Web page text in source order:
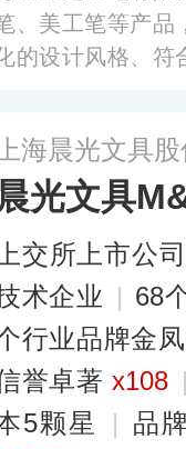
、美工笔等产品
的设计风格、符
中占据了一席之
上海晨光文具
晨光文具
上交所上市公司
术企业 | 68
行业品牌金
誉卓著x108
5颗星
| 品